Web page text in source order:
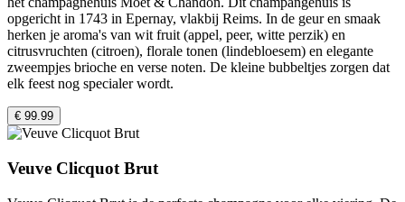
opgericht in 1743 in Epernay, vlakbij Reims. In de geur en smaak
herken je aroma's van wit fruit (appel, peer, witte perzik) en
citrusvruchten (citroen), florale tonen (lindebloesem) en elegante
zweempjes brioche en verse noten. De kleine bubbeltjes zorgen dat
elk feest nog specialer wordt.
€ 99.99
Veuve Clicquot Brut